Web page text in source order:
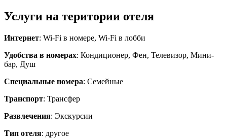
Услуги на територии отеля
Интернет: Wi-Fi в номере, Wi-Fi в лобби
Удобства в номерах: Кондиционер, Фен, Телевизор, Мини-
бар, Душ
Специальные номера: Семейные
Транспорт: Трансфер
Развлечения: Экскурсии
Тип отеля: другое